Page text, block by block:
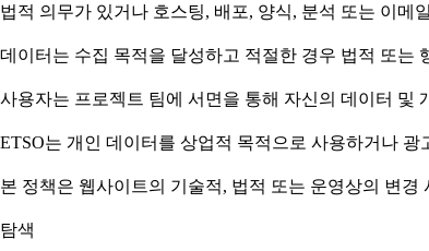
법적 의무가 있거나 호스팅, 배포, 양식, 분석 또는 이
데이터는 수집 목적을 달성하고 적절한 경우 법적 또는
사용자는 프로젝트 팀에 서면을 통해 자신의 데이터 및
ETSO는 개인 데이터를 상업적 목적으로 사용하거나
본 정책은 웹사이트의 기술적, 법적 또는 운영상의 변
탐색